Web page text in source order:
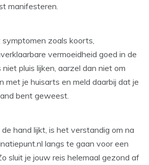
manifesteren.
zoals koorts,
vermoeidheid goed in de
pluis lijken, aarzel dan niet om
met je huisarts en meld daarbij dat je
bent geweest.
hand lijkt, is het verstandig om na
langs te gaan voor een
sluit je jouw reis helemaal gezond af